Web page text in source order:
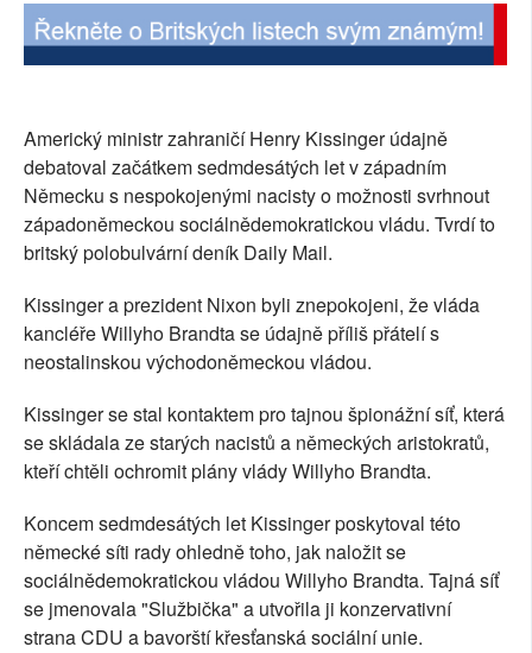
SOCIÁLNÍ SÍTĚ
PLNÁ VERZE STRÁNEK
Americký ministr zahraničí Henry Kissinger údajně
debatoval začátkem sedmdesátých let v západním
Německu s nespokojenými nacisty o možnosti svrhnout
západoněmeckou sociálnědemokratickou vládu. Tvrdí to
britský polobulvární deník Daily Mail.
Kissinger a prezident Nixon byli znepokojeni, že vláda
kancléře Willyho Brandta se údajně příliš přátelí s
neostalinskou východoněmeckou vládou.
Kissinger se stal kontaktem pro tajnou špionážní síť, která
se skládala ze starých nacistů a německých aristokratů,
kteří chtěli ochromit plány vlády Willyho Brandta.
Koncem sedmdesátých let Kissinger poskytoval této
německé síti rady ohledně toho, jak naložit se
sociálnědemokratickou vládou Willyho Brandta. Tajná síť
se jmenovala "Službička" a utvořila ji konzervativní
strana CDU a bavorští křesťanská sociální unie.